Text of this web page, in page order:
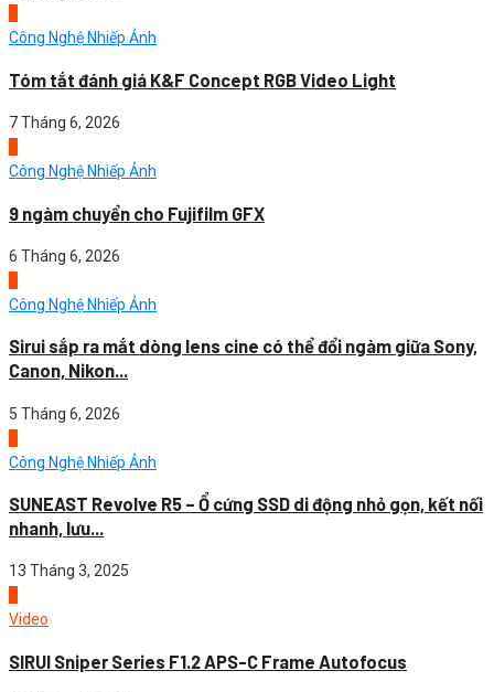
Công Nghệ Nhiếp Ảnh
Tóm tắt đánh giá K&F Concept RGB Video Light
7 Tháng 6, 2026
Công Nghệ Nhiếp Ảnh
9 ngàm chuyển cho Fujifilm GFX
6 Tháng 6, 2026
Công Nghệ Nhiếp Ảnh
Sirui sắp ra mắt dòng lens cine có thể đổi ngàm giữa Sony,
Canon, Nikon...
5 Tháng 6, 2026
Công Nghệ Nhiếp Ảnh
SUNEAST Revolve R5 – Ổ cứng SSD di động nhỏ gọn, kết nối
nhanh, lưu...
13 Tháng 3, 2025
Video
SIRUI Sniper Series F1.2 APS-C Frame Autofocus